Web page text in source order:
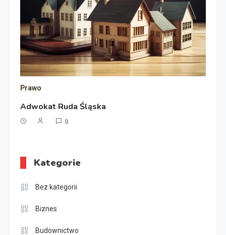
Prawo
Adwokat Ruda Śląska
0
Kategorie
Bez kategorii
Biznes
Budownictwo